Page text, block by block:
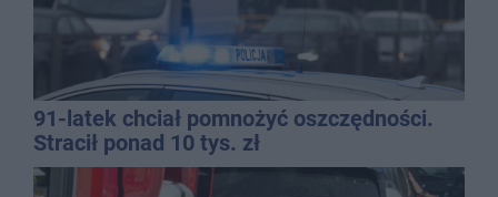
91-latek chciał pomnożyć oszczędności.
Stracił ponad 10 tys. zł